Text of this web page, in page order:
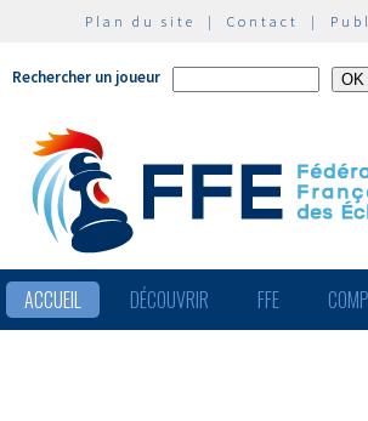
Plan du site | Contact |
Rechercher un joueur
ACCUEIL DÉCOUVRIR FFE